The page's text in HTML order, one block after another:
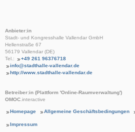
Anbieter:in
Stadt- und Kongresshalle Vallendar GmbH
Hellenstraße 67
56179 Vallendar (DE)
Tel.:
+49 261 96376718
info@stadthalle-vallendar.de
http://www.stadthalle-vallendar.de
Betreiber:in (Plattform 'Online-Raumverwaltung')
OMOC.interactive
Homepage Allgemeine Geschäftsbedingungen
Impressum